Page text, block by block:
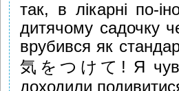
так, в лікарні по-
дитячому садочку
врубився як
気をつけて! Я чув
доходили